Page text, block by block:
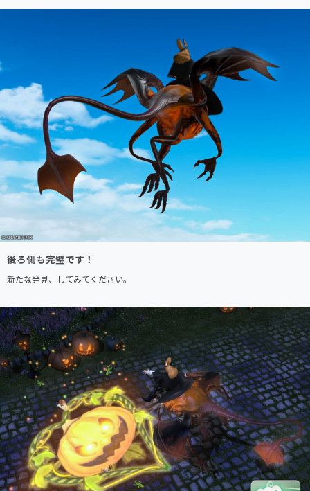
後ろ側も完璧です！
新たな発見、してみてください。